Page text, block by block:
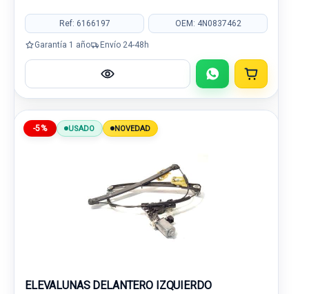
Ref: 6166197 OEM: 4N0837462
Garantía 1 año Envío 24-48h
-5% USADO NOVEDAD
ELEVALUNAS DELANTERO IZQUIERDO